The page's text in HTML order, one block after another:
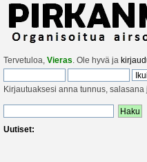
Tervetuloa, Vieras. Ole hyvä ja
Kirjautuaksesi anna tunnus,
Uutiset: